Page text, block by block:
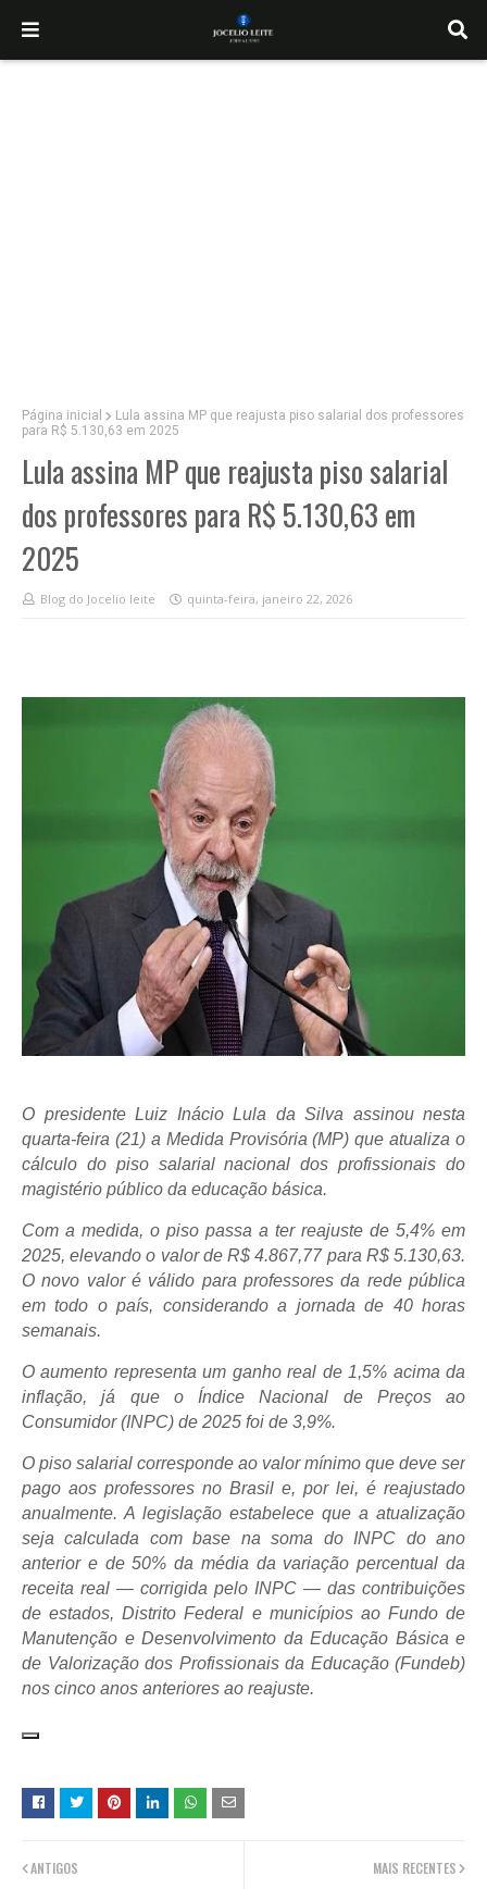
Página inicial
Lula assina MP que reajusta piso salarial dos professores
para R$ 5.130,63 em 2025
Lula assina MP que reajusta piso salarial
dos professores para R$ 5.130,63 em
2025
Blog do Jocelio leite quinta-feira, janeiro 22, 2026
O presidente Luiz Inácio Lula da Silva assinou nesta
quarta-feira (21) a Medida Provisória (MP) que atualiza o
cálculo do piso salarial nacional dos profissionais do
magistério público da educação básica.
Com a medida, o piso passa a ter reajuste de 5,4% em
2025, elevando o valor de R$ 4.867,77 para R$ 5.130,63.
O novo valor é válido para professores da rede pública
em todo o país, considerando a jornada de 40 horas
semanais.
O aumento representa um ganho real de 1,5% acima da
inflação, já que o Índice Nacional de Preços ao
Consumidor (INPC) de 2025 foi de 3,9%.
O piso salarial corresponde ao valor mínimo que deve ser
pago aos professores no Brasil e, por lei, é reajustado
anualmente. A legislação estabelece que a atualização
seja calculada com base na soma do INPC do ano
anterior e de 50% da média da variação percentual da
receita real — corrigida pelo INPC — das contribuições
de estados, Distrito Federal e municípios ao Fundo de
Manutenção e Desenvolvimento da Educação Básica e
de Valorização dos Profissionais da Educação (Fundeb)
nos cinco anos anteriores ao reajuste.
MAIS RECENTES
ANTIGOS